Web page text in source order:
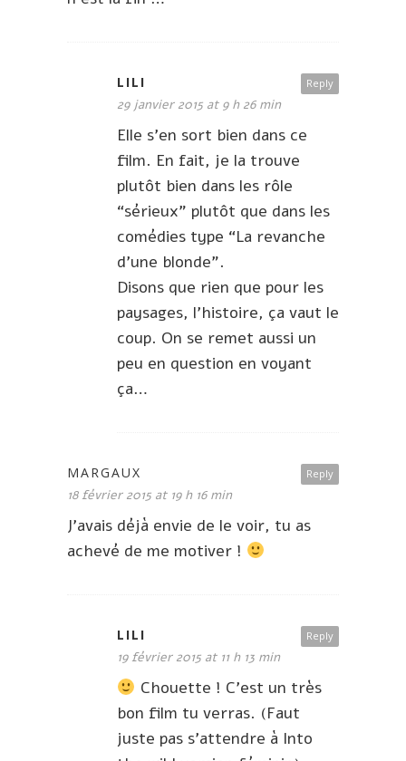
Reply
LILI
29 janvier 2015 at 9 h 26 min
Elle s’en sort bien dans ce
film. En fait, je la trouve
plutôt bien dans les rôle
“sérieux” plutôt que dans les
comédies type “La revanche
d’une blonde”.
Disons que rien que pour les
paysages, l’histoire, ça vaut le
coup. On se remet aussi un
peu en question en voyant
ça…
Reply
MARGAUX
18 février 2015 at 19 h 16 min
J’avais déjà envie de le voir, tu as
achevé de me motiver !
Reply
LILI
19 février 2015 at 11 h 13 min
Chouette ! C’est un très
bon film tu verras. (Faut
juste pas s’attendre à Into